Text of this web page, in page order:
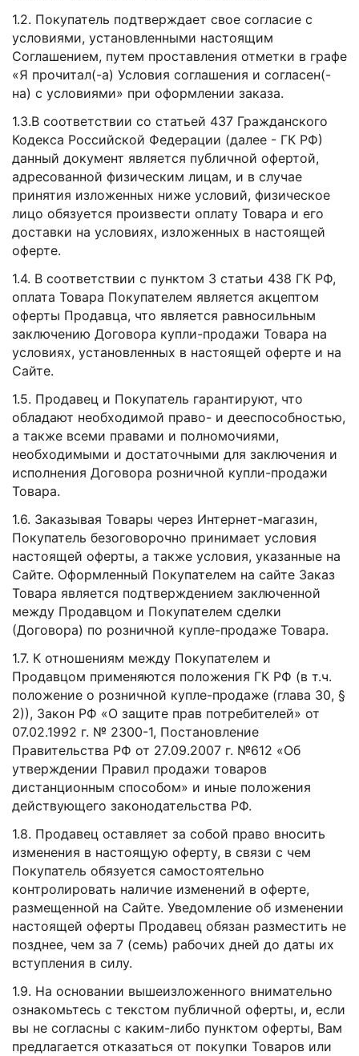
1.2. Покупатель подтверждает свое согласие с
условиями, установленными настоящим
Соглашением, путем проставления отметки в графе
«Я прочитал(-а) Условия соглашения и согласен(-
на) с условиями» при оформлении заказа.
1.3.В соответствии со статьей 437 Гражданского
Кодекса Российской Федерации (далее - ГК РФ)
данный документ является публичной офертой,
адресованной физическим лицам, и в случае
принятия изложенных ниже условий, физическое
лицо обязуется произвести оплату Товара и его
доставки на условиях, изложенных в настоящей
оферте.
1.4. В соответствии с пунктом 3 статьи 438 ГК РФ,
оплата Товара Покупателем является акцептом
оферты Продавца, что является равносильным
заключению Договора купли-продажи Товара на
условиях, установленных в настоящей оферте и на
Сайте.
1.5. Продавец и Покупатель гарантируют, что
обладают необходимой право- и дееспособностью,
а также всеми правами и полномочиями,
необходимыми и достаточными для заключения и
исполнения Договора розничной купли-продажи
Товара.
1.6. Заказывая Товары через Интернет-магазин,
Покупатель безоговорочно принимает условия
настоящей оферты, а также условия, указанные на
Сайте. Оформленный Покупателем на сайте Заказ
Товара является подтверждением заключенной
между Продавцом и Покупателем сделки
(Договора) по розничной купле-продаже Товара.
1.7. К отношениям между Покупателем и
Продавцом применяются положения ГК РФ (в т.ч.
положение о розничной купле-продаже (глава 30, §
2)), Закон РФ «О защите прав потребителей» от
07.02.1992 г. № 2300-1, Постановление
Правительства РФ от 27.09.2007 г. №612 «Об
утверждении Правил продажи товаров
дистанционным способом» и иные положения
действующего законодательства РФ.
1.8. Продавец оставляет за собой право вносить
изменения в настоящую оферту, в связи с чем
Покупатель обязуется самостоятельно
контролировать наличие изменений в оферте,
размещенной на Сайте. Уведомление об изменении
настоящей оферты Продавец обязан разместить не
позднее, чем за 7 (семь) рабочих дней до даты их
вступления в силу.
1.9. На основании вышеизложенного внимательно
ознакомьтесь с текстом публичной оферты, и, если
вы не согласны с каким-либо пунктом оферты, Вам
предлагается отказаться от покупки Товаров или